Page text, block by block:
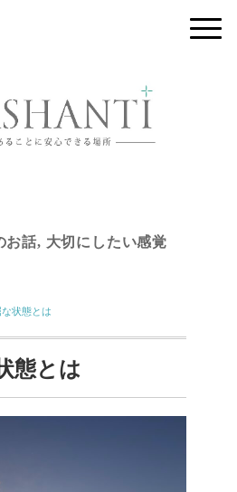
お話, 大切にしたい感覚
状態とは
態とは